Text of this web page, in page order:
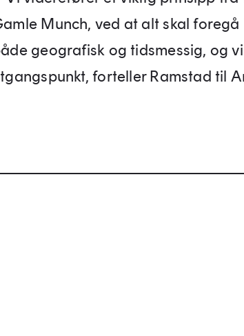
Munch, ved at alt skal
geografisk og tidsmessig, og
forteller Ramstad til